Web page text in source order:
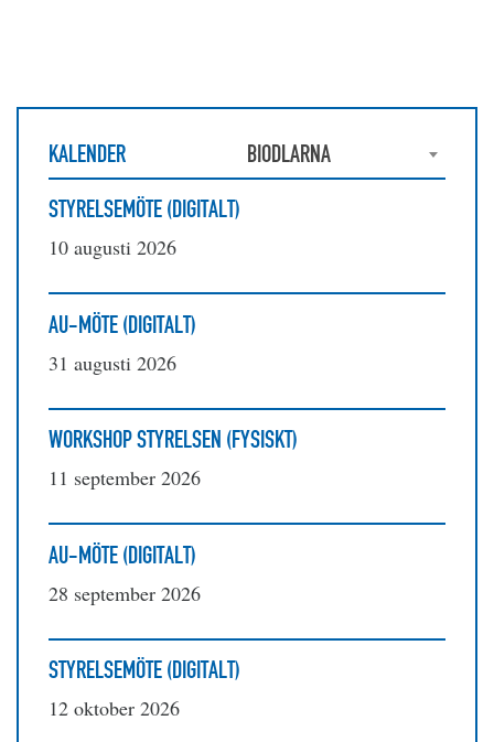
KALENDER
BIODLARNA
STYRELSEMÖTE (DIGITALT)
10 augusti 2026
AU-MÖTE (DIGITALT)
31 augusti 2026
WORKSHOP STYRELSEN (FYSISKT)
11 september 2026
AU-MÖTE (DIGITALT)
28 september 2026
STYRELSEMÖTE (DIGITALT)
12 oktober 2026